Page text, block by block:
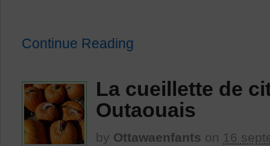
Continue Reading
La cueillette de
Outaouais
by Ottawaenfants on 16